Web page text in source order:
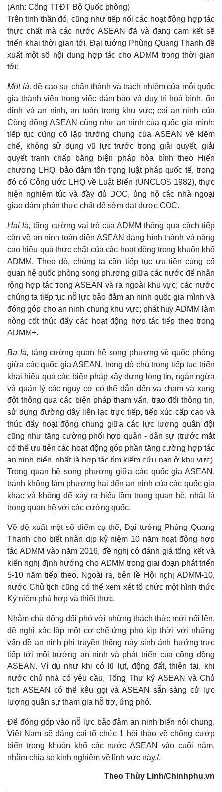
Thế giới
Quan sát
Cuộc sống đó đây
Hồ sơ
Multimedia
Video
Ảnh
E-Magazine
Infographic
Thị trường
(Ảnh: Cổng TTĐT Bộ Quốc phòng)
Trên tinh thần đó, cũng như tiếp nối các hoạt động hợp tác
thực chất mà các nước ASEAN đã và đang cam kết sẽ
triển khai thời gian tới, Đại tướng Phùng Quang Thanh đề
xuất một số nội dung hợp tác cho ADMM trong thời gian
tới:
Một là, đề cao sự chân thành và trách nhiệm của mỗi quốc
gia thành viên trong việc đảm bảo và duy trì hoà bình, ổn
định và an ninh, an toàn trong khu vực; coi an ninh của
Cộng đồng ASEAN cũng như an ninh của quốc gia mình;
tiếp tục củng cố lập trường chung của ASEAN về kiềm
chế, không sử dụng vũ lực trước trong giải quyết, giải
quyết tranh chấp bằng biện pháp hòa bình theo Hiến
chương LHQ, bảo đảm tôn trọng luật pháp quốc tế, trong
đó có Công ước LHQ về Luật Biển (UNCLOS 1982), thực
hiện nghiêm túc và đầy đủ DOC, ủng hộ các nhà ngoại
giao đàm phán thực chất để sớm đạt được COC.
Hai là, tăng cường vai trò của ADMM thông qua cách tiếp
cận về an ninh toàn diện ASEAN đang hình thành và nâng
cao hiệu quả thực chất của các hoạt động trong khuôn khổ
ADMM. Theo đó, chúng ta cần tiếp tục ưu tiên củng cố
quan hệ quốc phòng song phương giữa các nước để nhân
rộng hợp tác trong ASEAN và ra ngoài khu vực; các nước
chúng ta tiếp tục nỗ lực bảo đảm an ninh quốc gia mình và
đóng góp cho an ninh chung khu vực; phát huy ADMM làm
nòng cốt thúc đẩy các hoạt động hợp tác tiếp theo trong
ADMM+.
Ba là, tăng cường quan hệ song phương về quốc phòng
giữa các quốc gia ASEAN, trong đó chú trọng tiếp tục triển
khai hiệu quả các biện pháp xây dựng lòng tin, ngăn ngừa
và quản lý các nguy cơ có thể dẫn đến va chạm và xung
đột thông qua các biện pháp tham vấn, trao đổi thông tin,
sử dụng đường dây liên lạc trực tiếp, tiếp xúc cấp cao và
thúc đẩy hoạt động chung giữa các lực lượng quân đội
cũng như tăng cường phối hợp quân - dân sự (trước mắt
có thể ưu tiên các hoạt động góp phần tăng cường hợp tác
an ninh biển, nhất là hợp tác tìm kiếm cứu nạn ở khu vực).
Trong quan hệ song phương giữa các quốc gia ASEAN,
tránh không làm phương hại đến an ninh của các quốc gia
khác và không để xảy ra hiểu lầm trong quan hệ, nhất là
trong quan hệ với các cường quốc.
Về đề xuất một số điểm cụ thể, Đại tướng Phùng Quang
Thanh cho biết nhân dịp kỷ niệm 10 năm hoạt động hợp
tác ADMM vào năm 2016, đề nghị có đánh giá tổng kết và
kiến nghị định hướng cho ADMM trong giai đoạn phát triển
5-10 năm tiếp theo. Ngoài ra, bên lề Hội nghị ADMM-10,
nước Chủ tịch cũng có thể xem xét tổ chức một hình thức
Kỷ niệm phù hợp và thiết thực.
Nhằm chủ động đối phó với những thách thức mới nổi lên,
đề nghị xác lập một cơ chế ứng phó kịp thời với những
vấn đề an ninh phi truyền thống nảy sinh ảnh hưởng trực
tiếp tới môi trường an ninh và phát triển của cộng đồng
ASEAN. Ví dụ như khi có lũ lụt, động đất, thiên tai, khi
nước chủ nhà có yêu cầu, Tổng Thư ký ASEAN và Chủ
tịch ASEAN có thể kêu gọi và ASEAN sẵn sàng cử lực
lượng quân sự tham gia hỗ trợ, ứng phó.
Để đóng góp vào nỗ lực bảo đảm an ninh biển nói chung,
Việt Nam sẽ đăng cai tổ chức 1 hội thảo về chống cướp
biển trong khuôn khổ các nước ASEAN vào cuối năm,
nhằm chia sẻ kinh nghiệm về lĩnh vực này./.
Theo Thùy Linh/Chinhphu.vn